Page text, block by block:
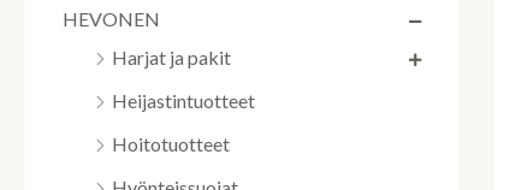
HEVONEN
Harjat ja pakit
Heijastintuotteet
Hoitotuotteet